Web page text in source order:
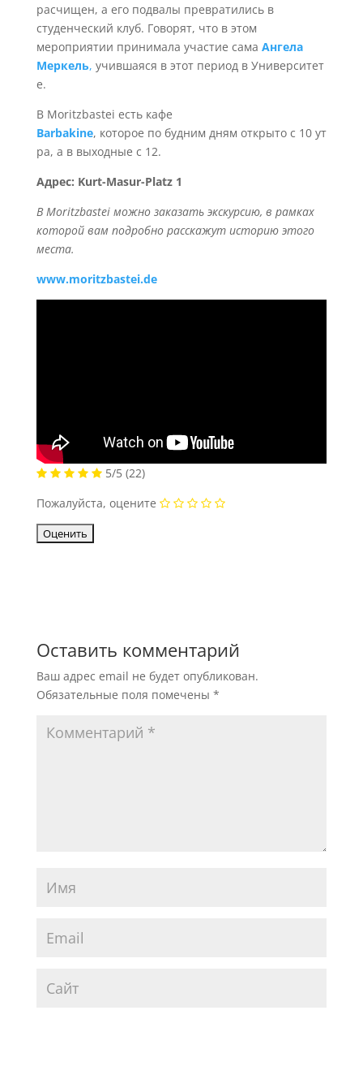
расчищен, а его подвалы превратились в
студенческий клуб. Говорят, что в этом
мероприятии принимала участие сама Ангела
Меркель, учившаяся в этот период в Университет
е.
В Moritzbastei есть кафе
Barbakine, которое по будним дням открыто с 10 ут
ра, а в выходные с 12.
Адрес: Kurt-Masur-Platz 1
В Moritzbastei можно заказать экскурсию, в рамках
которой вам подробно расскажут историю этого
места.
www.moritzbastei.de
5/5 (22)
Пожалуйста, оцените
Оставить комментарий
Ваш адрес email не будет опубликован.
Обязательные поля помечены *